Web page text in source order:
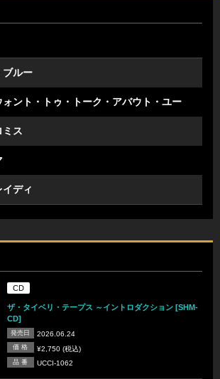
ブルー
ォント・トゥ・トーク・アバウト・ユー
ミス
ディ
CD
ザ・タイベリ・テープス ～イントロダクション [SHM-
CD]
発売日 2026.06.24
価 格 ¥2,750 (税込)
品 番 UCCI-1062